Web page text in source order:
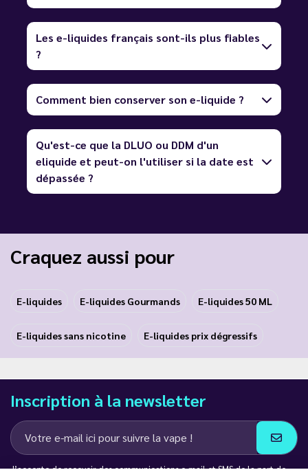
Les e-liquides français sont-ils plus fiables
?
Comment bien conserver son e-liquide ?
Qu'est-ce que la DLUO ou DDM d'un
eliquide et peut-on l'utiliser si la date est
dépassée ?
Craquez aussi pour
E-liquides E-liquides Gourmands E-liquides 50 ML
E-liquides sans nicotine E-liquides prix dégressifs
Inscription à la newsletter